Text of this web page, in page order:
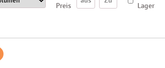
Preis
Lager